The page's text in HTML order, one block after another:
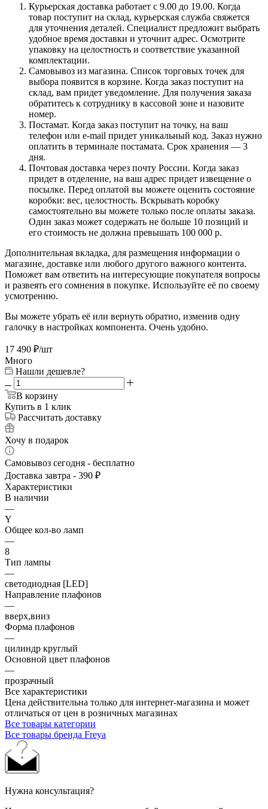
Курьерская доставка работает с 9.00 до 19.00. Когда
товар поступит на склад, курьерская служба свяжется
для уточнения деталей. Специалист предложит выбрать
удобное время доставки и уточнит адрес. Осмотрите
упаковку на целостность и соответствие указанной
комплектации.
Самовывоз из магазина. Список торговых точек для
выбора появится в корзине. Когда заказ поступит на
склад, вам придет уведомление. Для получения заказа
обратитесь к сотруднику в кассовой зоне и назовите
номер.
Постамат. Когда заказ поступит на точку, на ваш
телефон или e-mail придет уникальный код. Заказ нужно
оплатить в терминале постамата. Срок хранения — 3
дня.
Почтовая доставка через почту России. Когда заказ
придет в отделение, на ваш адрес придет извещение о
посылке. Перед оплатой вы можете оценить состояние
коробки: вес, целостность. Вскрывать коробку
самостоятельно вы можете только после оплаты заказа.
Один заказ может содержать не больше 10 позиций и
его стоимость не должна превышать 100 000 р.
Дополнительная вкладка, для размещения информации о
магазине, доставке или любого другого важного контента.
Поможет вам ответить на интересующие покупателя вопросы
и развеять его сомнения в покупке. Используйте её по своему
усмотрению.
Вы можете убрать её или вернуть обратно, изменив одну
галочку в настройках компонента. Очень удобно.
17 490 ₽/шт
Много
Нашли дешевле?
В корзину
Купить в 1 клик
Рассчитать доставку
Хочу в подарок
Самовывоз сегодня - бесплатно
Доставка завтра - 390 ₽
Характеристики
В наличии
—
Y
Общее кол-во ламп
—
8
Тип лампы
—
светодиодная [LED]
Направление плафонов
—
вверх,вниз
Форма плафонов
—
цилиндр круглый
Основной цвет плафонов
—
прозрачный
Все характеристики
Цена действительна только для интернет-магазина и может
отличаться от цен в розничных магазинах
Все товары категории
Все товары бренда Freya
Нужна консультация?